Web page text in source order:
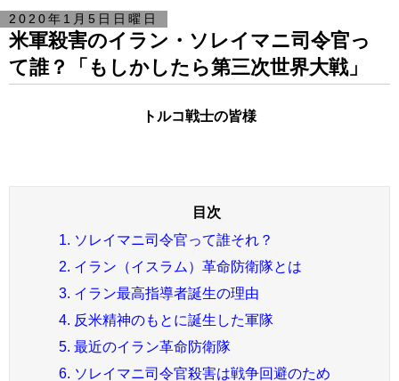
2020年1月5日日曜日
米軍殺害のイラン・ソレイマニ司令官っ
て誰？「もしかしたら第三次世界大戦」
トルコ戦士の皆様
1. ソレイマニ司令官って誰それ？
2. イラン（イスラム）革命防衛隊とは
3. イラン最高指導者誕生の理由
4. 反米精神のもとに誕生した軍隊
5. 最近のイラン革命防衛隊
6. ソレイマニ司令官殺害は戦争回避のため